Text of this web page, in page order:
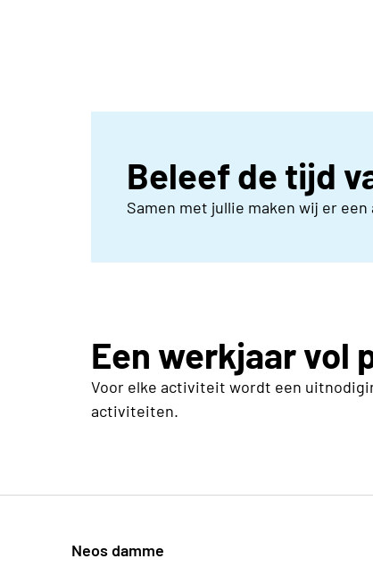
Beleef de tijd
Samen met jullie maken wij er
Een werkjaar vol
Voor elke activiteit wordt een
activiteiten.
Neos damme